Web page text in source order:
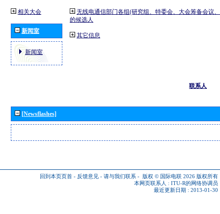
相关大会
新闻室
新闻室
无线电通信部门各组(研究组、特委会、大会筹备会议
的候选人
其它信息
联系人
[Newsflashes]
回到本页页首 - 反馈意见 - 请与我们联系 - 版权 © 国际电联 2026 版权所有
本网页联系人 : ITU-R的网络协调员
最近更新日期 : 2013-01-30